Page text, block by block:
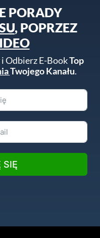
PORADY
, POPRZEZ
Odbierz E-BookTop
Twojego Kanału.
SIĘ